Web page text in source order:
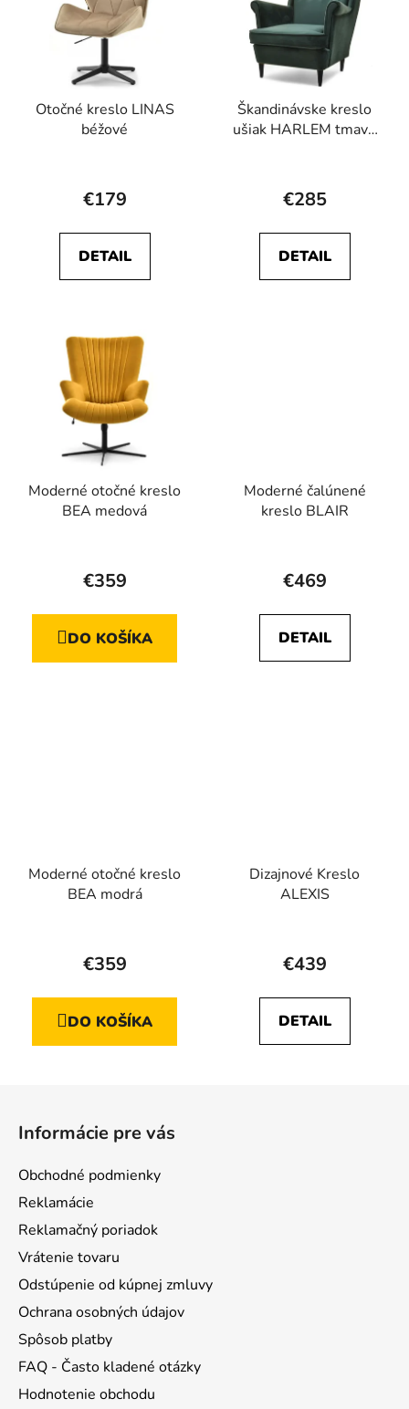
Otočné kreslo LINAS
béžové
€179
DETAIL
Škandinávske kreslo
ušiak HARLEM tmavo
hodnotenie
je
5,0
€285
DETAIL
Moderné otočné kreslo
BEA medová
€359
DO KOŠÍKA
Moderné čalúnené
kreslo BLAIR
hodnotenie
je
5,0
€469
DETAIL
Moderné otočné kreslo
BEA modrá
hodnotenie
je
5,0
€359
DO KOŠÍKA
Dizajnové Kreslo
ALEXIS
hodnotenie
je
5,0
€439
DETAIL
Informácie pre vás
Obchodné podmienky
Reklamácie
Reklamačný poriadok
Vrátenie tovaru
Odstúpenie od kúpnej zmluvy
Ochrana osobných údajov
Spôsob platby
FAQ - Často kladené otázky
Hodnotenie obchodu